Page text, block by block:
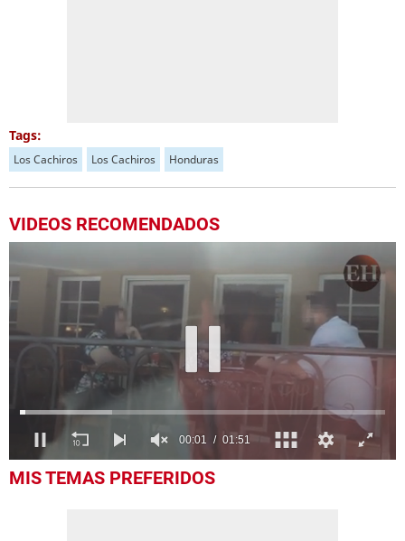
Tags:
Los Cachiros Los Cachiros Honduras
VIDEOS RECOMENDADOS
seconds
MIS TEMAS PREFERIDOS